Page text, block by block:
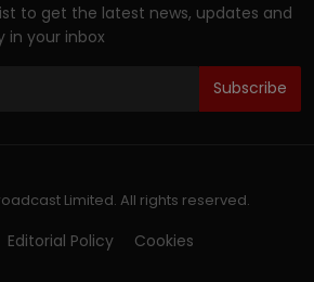
to get the latest news, updates and
in your inbox
Subscribe
Limited. All rights reserved.
Editorial Policy Cookies